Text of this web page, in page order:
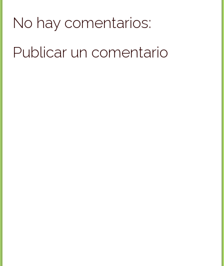
No hay comentarios:
Publicar un comentario